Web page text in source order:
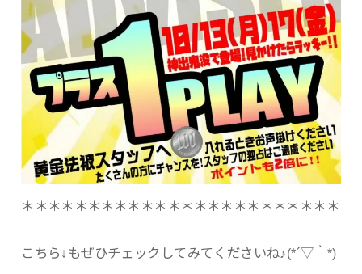
＊＊＊＊＊＊＊＊＊＊＊＊＊＊＊＊＊＊＊＊＊＊＊＊
こちら↓もぜひチェックしてみてくださいね♪(*´▽｀*)